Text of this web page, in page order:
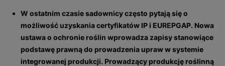
W ostatnim czasie sadownicy często pytają się o
możliwość uzyskania certyfikatów IP i EUREPGAP. Nowa
ustawa o ochronie roślin wprowadza zapisy stanowiące
podstawę prawną do prowadzenia upraw w systemie
integrowanej produkcji. Prowadzący produkcję roślinną